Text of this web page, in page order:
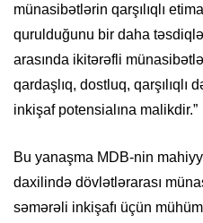
münasibətlərin qarşılıqlı
qurulduğunu bir daha
arasında ikitərəfli
qardaşlıq, dostluq, qarşılıqlı
inkişaf potensialına malikdir.”
Bu yanaşma MDB-nin
daxilində dövlətlərarası
səmərəli inkişafı üçün